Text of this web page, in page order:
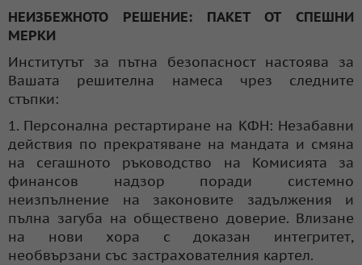
НЕИЗБЕЖНОТО РЕШЕНИЕ: ПАКЕТ ОТ СПЕШНИ
МЕРКИ
Институтът за пътна безопасност настоява за
Вашата решителна намеса чрез следните
стъпки:
1. Персонална рестартиране на КФН: Незабавни
действия по прекратяване на мандата и смяна
на сегашното ръководство на Комисията за
финансов надзор поради системно
неизпълнение на законовите задължения и
пълна загуба на обществено доверие. Влизане
на нови хора с доказан интегритет,
необвързани със застрахователния картел.